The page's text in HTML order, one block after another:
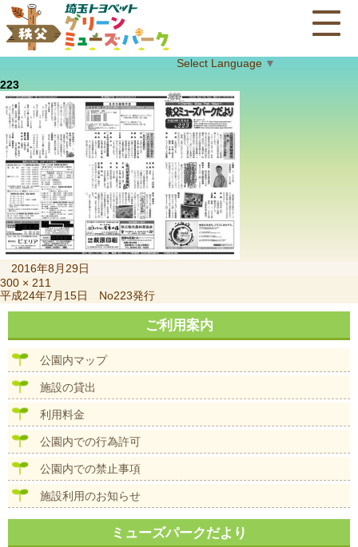
Select Language ▼
223
稿
日:
2016年8月29日
フ
ル
サ
ズ
300 × 211
投
稿
ビ
平成24年7月15日 No223発行
ご利用案内
公園内マップ
施設の貸出
利用料金
公園内での行為許可
公園内での禁止事項
施設利用のお知らせ
ミューズパークだより